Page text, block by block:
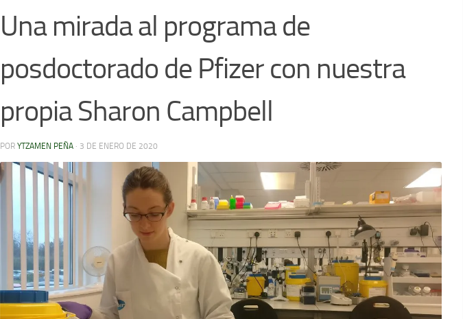
Una mirada al programa de
posdoctorado de Pfizer con nuestra
propia Sharon Campbell
POR YTZAMEN PEÑA · 3 DE ENERO DE 2020